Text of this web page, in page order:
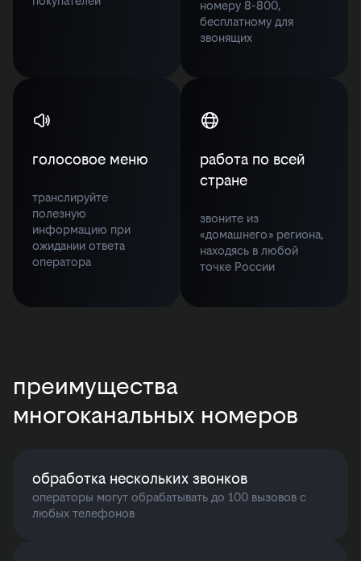
номеру 8-800,
бесплатному для
звонящих
голосовое меню
транслируйте
полезную
информацию при
ожидании ответа
оператора
работа по всей
стране
звоните из
«домашнего» региона,
находясь в любой
точке России
преимущества
многоканальных номеров
обработка нескольких звонков
операторы могут обрабатывать до 100 вызовов с
любых телефонов